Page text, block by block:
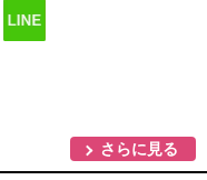
さらに見る